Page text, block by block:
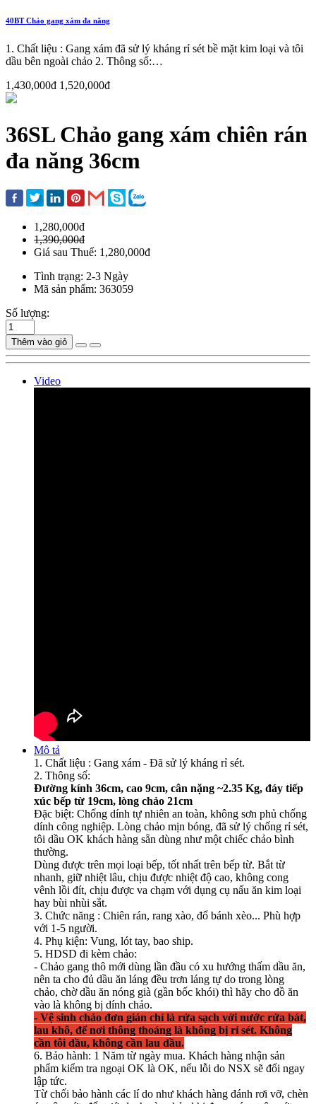
40BT Chảo gang xám đa năng
1. Chất liệu : Gang xám đã sử lý kháng rỉ sét bề mặt kim loại và tôi
dầu bên ngoài chảo 2. Thông số:…
1,430,000đ 1,520,000đ
36SL Chảo gang xám chiên rán
đa năng 36cm
1,280,000đ
1,390,000đ
Giá sau Thuế: 1,280,000đ
Tình trạng: 2-3 Ngày
Mã sản phẩm: 363059
Số lượng:
Thêm vào giỏ
Video
Mô tả
1. Chất liệu : Gang xám - Đã sử lý kháng rỉ sét.
2. Thông số:
Đường kính 36cm, cao 9cm, cân nặng ~2.35 Kg, đáy tiếp
xúc bếp từ 19cm, lòng chảo 21cm
Đặc biệt: Chống dính tự nhiên an toàn, không sơn phủ chống
dính công nghiệp. Lòng chảo mịn bóng, đã sử lý chống rỉ sét,
tôi dầu OK khách hàng sẵn dùng như một chiếc chảo bình
thường.
Dùng được trên mọi loại bếp, tốt nhất trên bếp từ. Bắt từ
nhanh, giữ nhiệt lâu, chịu được nhiệt độ cao, không cong
vênh lồi đít, chịu được va chạm với dụng cụ nấu ăn kim loại
hay bùi nhùi sắt.
3. Chức năng : Chiên rán, rang xào, đổ bánh xèo... Phù hợp
với 1-5 người.
4. Phụ kiện: Vung, lót tay, bao ship.
5. HDSD đi kèm chảo:
- Chảo gang thô mới dùng lần đầu có xu hướng thấm dầu ăn,
nên ta cho đủ dầu ăn láng đều trơn láng tự do trong lòng
chảo, chờ dầu ăn nóng già (gần bốc khói) thì hãy cho đồ ăn
vào là không bị dính chảo.
- Vệ sinh chảo đơn giản chỉ là rửa sạch với nước rửa bát,
lau khô, để nơi thông thoáng là không bị rỉ sét. Không
cần tôi dầu, không cần lau dầu.
6. Bảo hành: 1 Năm từ ngày mua. Khách hàng nhận sản
phẩm kiểm tra ngoại OK là OK, nếu lỗi do NSX sẽ đổi ngay
lập tức.
Từ chối bảo hành các lí do như khách hàng đánh rơi vỡ, chèn